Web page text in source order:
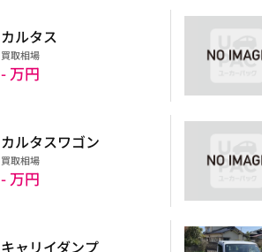
カルタス
買取相場
- 万円
カルタスワゴン
買取相場
- 万円
キャリイダンプ